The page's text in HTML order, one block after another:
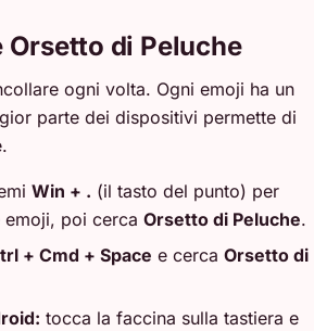
Orsetto di Peluche
ogni volta. Ogni emoji ha un
parte dei dispositivi permette di
Win + . (il tasto del punto) per
poi cerca Orsetto di Peluche.
+ Cmd + Space e cerca Orsetto di
tocca la faccina sulla tastiera e